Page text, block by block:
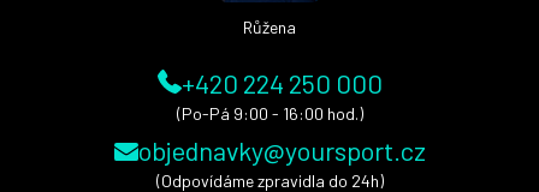
Růžena
+420 224 250 000
(Po-Pá 9:00 - 16:00 hod.)
objednavky@yoursport.cz
(Odpovídáme zpravidla do 24h)